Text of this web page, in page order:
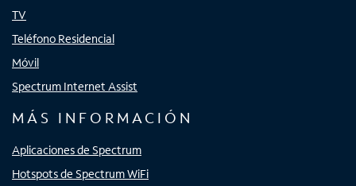
TV
Teléfono Residencial
Móvil
Spectrum Internet Assist
MÁS INFORMACIÓN
Aplicaciones de Spectrum
Hotspots de Spectrum WiFi